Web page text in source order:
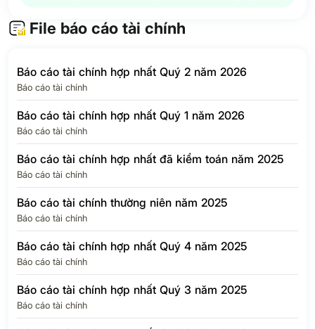
nhập doanh nghiệp
Lợi ích của cổ
Lợi nhuận của Cổ
đông của Công ty
mẹ
EPS Quý
File báo cáo tài chính
Báo cáo tài chính hợp nhất Quý 2 năm 2026
Báo cáo tài chính
Báo cáo tài chính hợp nhất Quý 1 năm 2026
Báo cáo tài chính
Báo cáo tài chính hợp nhất đã kiểm toán năm 2025
Báo cáo tài chính
Báo cáo tài chính thường niên năm 2025
Báo cáo tài chính
Báo cáo tài chính hợp nhất Quý 4 năm 2025
Báo cáo tài chính
Báo cáo tài chính hợp nhất Quý 3 năm 2025
Báo cáo tài chính